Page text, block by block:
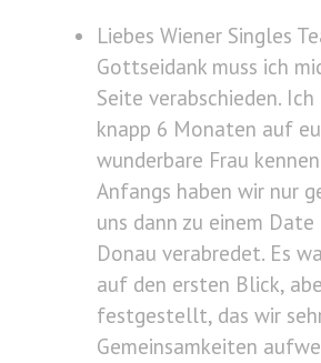
Liebes Wiener Singles
Gottseidank muss ich
Seite verabschieden. Ich
knapp 6 Monaten auf
wunderbare Frau
Anfangs haben wir nur
uns dann zu einem
Donau verabredet. Es
auf den ersten Blick,
festgestellt, das wir
Gemeinsamkeiten